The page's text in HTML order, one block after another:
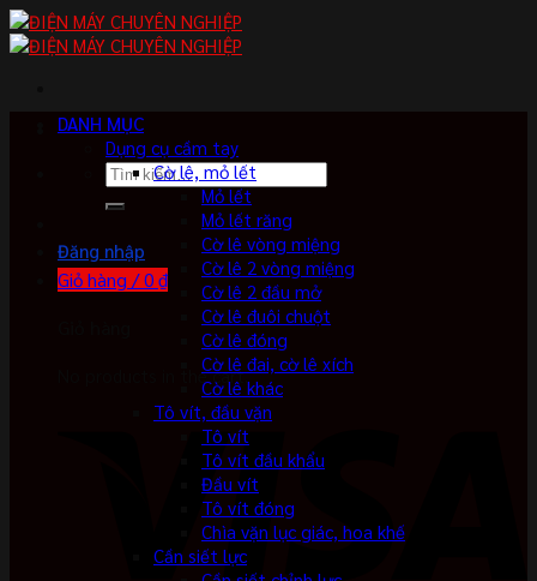
Skip
to
Tìm
kiếm:
Đăng nhập
Giỏ hàng /0 ₫
No products in the cart.
DANH MỤC
Dụng cụ cầm tay
Cờ lê, mỏ lết
Mỏ lết
Mỏ lết răng
Cờ lê vòng miệng
Cờ lê 2 vòng miệng
Cờ lê 2 đầu mở
Cờ lê đuôi chuột
Cờ lê đóng
Cờ lê đai, cờ lê xích
Cờ lê khác
Tô vít, đầu vặn
Tô vít
Tô vít đầu khẩu
Đầu vít
Tô vít đóng
Chìa vặn lục giác, hoa khế
Cần siết lực